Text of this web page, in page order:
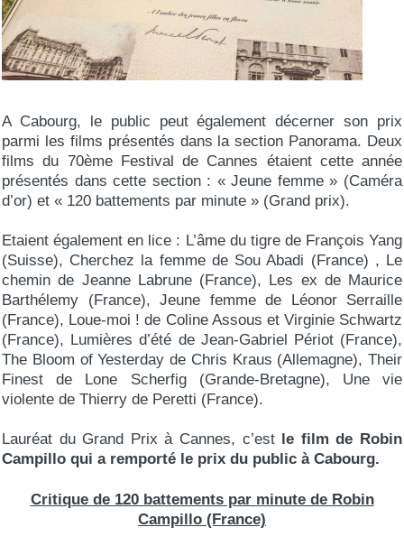
A Cabourg, le public peut également décerner son prix
parmi les films présentés dans la section Panorama. Deux
films du 70ème Festival de Cannes étaient cette année
présentés dans cette section : « Jeune femme » (Caméra
d’or) et « 120 battements par minute » (Grand prix).
Etaient également en lice : L’âme du tigre de François Yang
(Suisse), Cherchez la femme de Sou Abadi (France) , Le
chemin de Jeanne Labrune (France), Les ex de Maurice
Barthélemy (France), Jeune femme de Léonor Serraille
(France), Loue-moi ! de Coline Assous et Virginie Schwartz
(France), Lumières d’été de Jean-Gabriel Périot (France),
The Bloom of Yesterday de Chris Kraus (Allemagne), Their
Finest de Lone Scherfig (Grande-Bretagne), Une vie
violente de Thierry de Peretti (France).
Lauréat du Grand Prix à Cannes, c’est
le film de Robin
Campillo qui a remporté le prix du public à Cabourg.
Critique de 120 battements par minute de Robin
Campillo (France)